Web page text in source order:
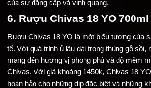
của sự đẳng cấp và vinh quang.
6. Rượu Chivas 18 YO 700ml
Rượu Chivas 18 YO là một biểu tượng của
tế. Với quá trình ủ lâu dài trong thùng gỗ sồi,
mang đến hương vị phong phú và độ mềm
Chivas. Với giá khoảng 1450k, Chivas 18
hoàn hảo cho những dịp đặc biệt và những